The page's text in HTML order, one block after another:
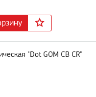
"Dot GOM CB CR"